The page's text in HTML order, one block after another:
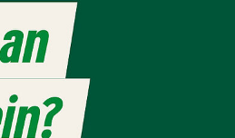
GRÜNE LEISNIG
STAMMTISCH ROCHLITZ
GRÜNE JUGEND